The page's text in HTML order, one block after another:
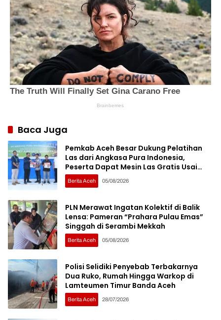
Baca Juga
Pemkab Aceh Besar Dukung Pelatihan
Las dari Angkasa Pura Indonesia,
Peserta Dapat Mesin Las Gratis Usai
Pelatihan
Berita Aceh 05/08/2026
PLN Merawat Ingatan Kolektif di Balik
Lensa: Pameran “Prahara Pulau Emas”
Singgah di Serambi Mekkah
Berita Aceh 05/08/2026
Polisi Selidiki Penyebab Terbakarnya
Dua Ruko, Rumah Hingga Warkop di
Lamteumen Timur Banda Aceh
Berita Aceh 28/07/2026